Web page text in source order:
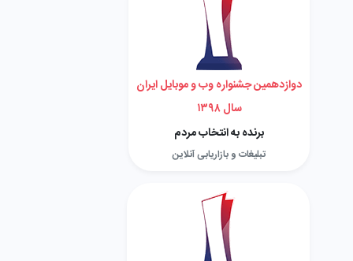
دوازدهمین جشنواره وب و موبایل ایران
سال ۱۳۹۸
برنده به انتخاب مردم
تبلیغات و بازاریابی آنلاین